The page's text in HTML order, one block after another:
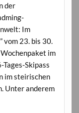
der
Im
vom 23. bis 30.
im
Skipass
im steirischen
Unter anderem